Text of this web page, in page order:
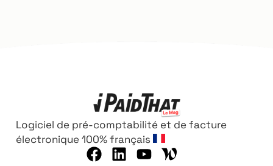
Logiciel de pré-comptabilité et de facture
électronique 100% français